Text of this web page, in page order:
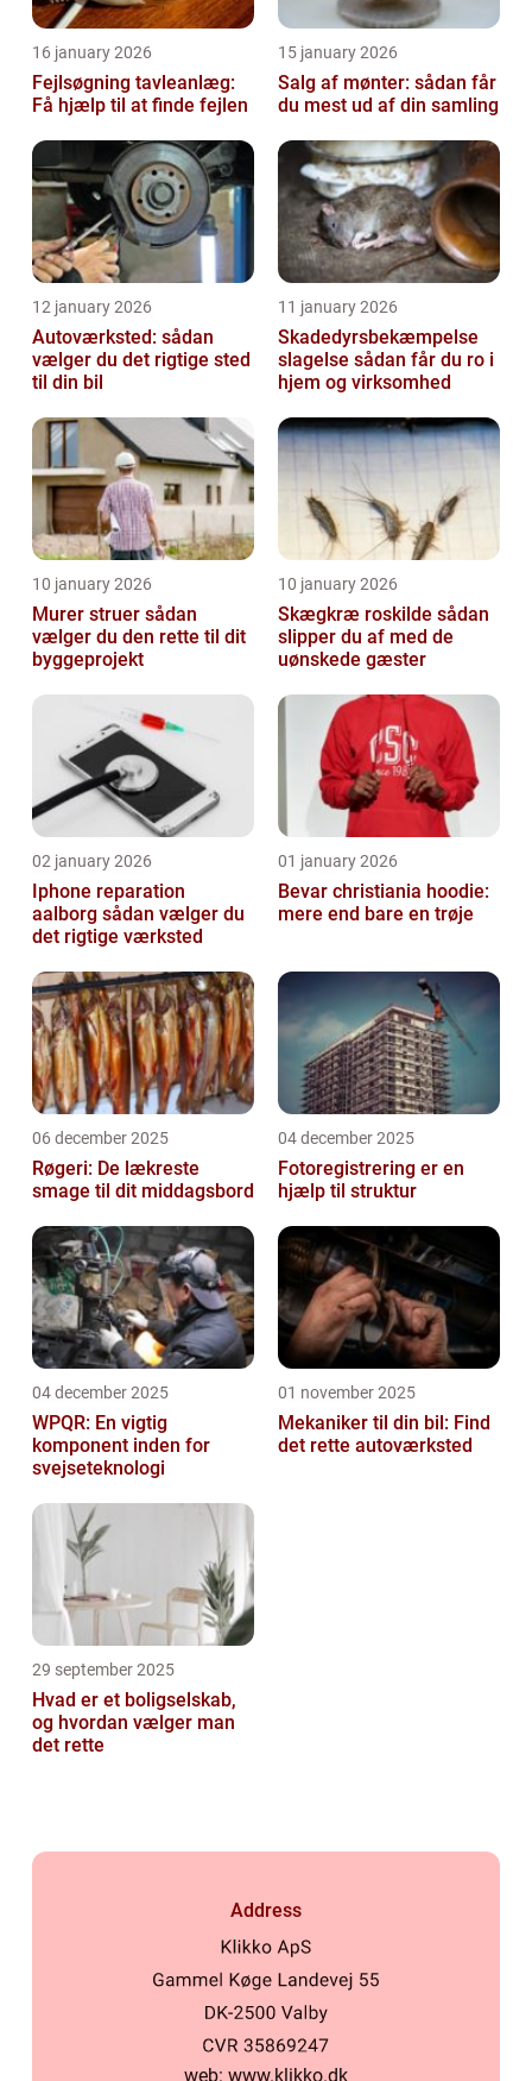
16 january 2026
Fejlsøgning tavleanlæg:
Få hjælp til at finde fejlen
15 january 2026
Salg af mønter: sådan får
du mest ud af din samling
12 january 2026
Autoværksted: sådan
vælger du det rigtige sted
til din bil
11 january 2026
Skadedyrsbekæmpelse
slagelse sådan får du ro i
hjem og virksomhed
10 january 2026
Murer struer sådan
vælger du den rette til dit
byggeprojekt
10 january 2026
Skægkræ roskilde sådan
slipper du af med de
uønskede gæster
02 january 2026
Iphone reparation
aalborg sådan vælger du
det rigtige værksted
01 january 2026
Bevar christiania hoodie:
mere end bare en trøje
06 december 2025
Røgeri: De lækreste
smage til dit middagsbord
04 december 2025
Fotoregistrering er en
hjælp til struktur
04 december 2025
WPQR: En vigtig
komponent inden for
svejseteknologi
01 november 2025
Mekaniker til din bil: Find
det rette autoværksted
29 september 2025
Hvad er et boligselskab,
og hvordan vælger man
det rette
Address
web: www.klikko.dk